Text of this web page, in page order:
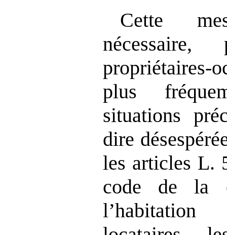
Cette
plus
situations
dire
les articles L.
code de la